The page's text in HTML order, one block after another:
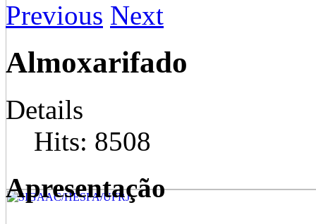
Previous Next
Almoxarifado
Details
Hits: 8508
Apresentação